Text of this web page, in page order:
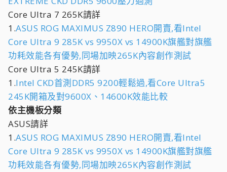
Core Ultra 7 265K請詳
1.ASUS ROG MAXIMUS Z890 HERO開賣,看Intel
Core Ultra 9 285K vs 9950X vs 14900K旗艦對旗艦
功耗效能各有優勢,同場加映265K內容創作測試
Core Ultra 5 245K請詳
1.Intel CKD首測DDR5 9200輕鬆過,看Core Ultra5
245K開箱及對9600X、14600K效能比較
依主機板分類
ASUS請詳
1.ASUS ROG MAXIMUS Z890 HERO開賣,看Intel
Core Ultra 9 285K vs 9950X vs 14900K旗艦對旗艦
功耗效能各有優勢,同場加映265K內容創作測試